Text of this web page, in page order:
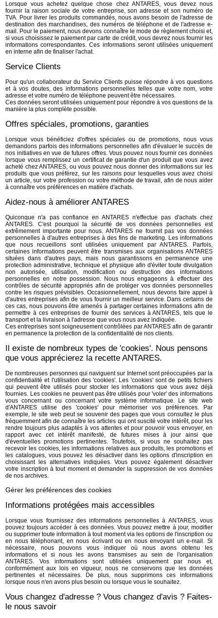
Lorsque vous achetez quelque chose chez ANTARES, vous devez nous
fournir la raison sociale de votre entreprise, son adresse et son numéro de
TVA. Pour livrer les produits commandés, nous avons besoin de l'adresse de
destination des marchandises, des numéros de téléphone et de l'adresse e-
mail. Pour le paiement, nous devons connaître le mode de règlement choisi et,
si vous choisissez le paiement par carte de crédit, vous devrez nous fournir les
informations correspondantes. Ces informations seront utilisées uniquement
en interne afin de finaliser l'achat.
Service Clients
Pour qu'un collaborateur du Service Clients puisse répondre à vos questions
et à vos doutes, des informations personnelles telles que votre nom, votre
adresse et votre numéro de téléphone peuvent être nécessaires.
Ces données seront utilisées uniquement pour répondre à vos questions de la
manière la plus complète possible.
Offres spéciales, promotions, garanties
Lorsque vous bénéficiez d'offres spéciales ou de promotions, nous vous
demandons parfois des informations personnelles afin d'évaluer le succès de
nos initiatives en vue de futures offres. Vous pouvez nous fournir ces données
lorsque vous remplissez un certificat de garantie d'un produit que vous avez
acheté chez ANTARES, ou vous pouvez nous donner des informations sur les
produits que vous préférez, sur les raisons pour lesquelles vous avez choisi
un article, sur votre profession ou votre méthode de travail, afin de nous aider
à connaître vos préférences en matière d'achats.
Aidez-nous à améliorer ANTARES
Quiconque n'a pas confiance en ANTARES n'effectue pas d'achats chez
ANTARES. C'est pourquoi la sécurité de vos données personnelles est
extrêmement importante pour nous. ANTARES ne fournit pas vos données
personnelles à d'autres entreprises à des fins de marketing. Les informations
que nous recueillons sont utilisées uniquement par ANTARES. Parfois,
certaines informations peuvent être transmises aux organisations ANTARES
situées dans d'autres pays, mais nous garantissons en permanence une
protection administrative, technique et physique afin d'éviter toute divulgation
non autorisée, utilisation, modification ou destruction des informations
personnelles en notre possession. Nous nous engageons à effectuer des
contrôles de sécurité appropriés afin de protéger vos données personnelles
contre les risques prévisibles. Occasionnellement, nous devons faire appel à
d'autres entreprises afin de vous fournir un meilleur service. Dans certains de
ces cas, nous pouvons être amenés à partager certaines informations afin de
permettre à ces entreprises de fournir des services à ANTARES, tels que le
transport et la livraison à l'adresse que vous nous avez indiquée.
Ces entreprises sont soigneusement contrôlées par ANTARES afin de garantir
en permanence la protection de la confidentialité de nos clients.
Il existe de nombreux types de 'cookies'. Nous pensons
que vous apprécierez la recette ANTARES.
De nombreuses personnes qui naviguent sur Internet sont préoccupées par la
confidentialité et l'utilisation des 'cookies'. Les 'cookies' sont de petits fichiers
qui peuvent être utilisés pour stocker les informations que vous avez déjà
fournies. Les cookies ne peuvent pas être utilisés pour 'voler' des informations
vous concernant ou concernant votre système informatique. Le site web
d'ANTARES utilise des 'cookies' pour mémoriser vos préférences. Par
exemple, le site web peut se souvenir des pages que vous consultez le plus
fréquemment afin de connaître les articles qui ont suscité votre intérêt, pour les
rendre toujours plus adaptés à vos attentes et pour pouvoir vous envoyer, en
rapport avec cet intérêt manifesté, de futures mises à jour ainsi que
d'éventuelles promotions pertinentes. Toutefois, si vous ne souhaitez pas
recevoir les cookies, les informations relatives aux produits, les promotions et
les catalogues, vous pouvez les désactiver dans les options d'inscription en
choisissant les alternatives indiquées. Vous pouvez également désactiver
votre inscription à tout moment et demander la suppression de vos données
de nos archives.
Gérer les préférences des cookies
Informations protégées mais accessibles
Lorsque vous fournissez des informations personnelles à ANTARES, vous
pouvez toujours accéder à ces données. Vous pouvez mettre à jour, modifier
ou supprimer toute information à tout moment via les options de l'inscription ou
en nous téléphonant, en nous écrivant ou en nous envoyant un e-mail. Si
nécessaire, nous pouvons vous indiquer où nous avons obtenu les
informations et si nous les avons transmises au sein de l'organisation
ANTARES. Vos informations sont utilisées uniquement par nous et,
conformément aux lois en vigueur, nous ne conservons que les données
pertinentes et nécessaires. De plus, nous supprimons ces informations
lorsque nous n'en avons plus besoin ou lorsque vous le souhaitez.
Vous changez d'adresse ? Vous changez d'avis ? Faites-
le nous savoir